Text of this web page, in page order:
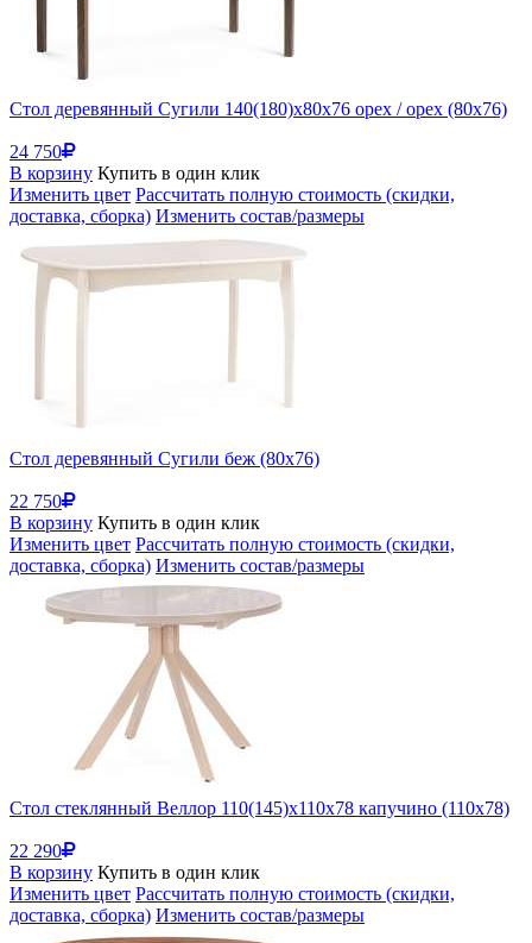
Стол деревянный Сугили 140(180)х80х76 орех / орех (80x76)
24 750
В корзину Купить в один клик
Изменить цвет Рассчитать полную стоимость (скидки,
доставка, сборка) Изменить состав/размеры
Стол деревянный Сугили беж (80x76)
22 750
В корзину Купить в один клик
Изменить цвет Рассчитать полную стоимость (скидки,
доставка, сборка) Изменить состав/размеры
Стол стеклянный Веллор 110(145)х110х78 капучино (110x78)
22 290
В корзину Купить в один клик
Изменить цвет Рассчитать полную стоимость (скидки,
доставка, сборка) Изменить состав/размеры